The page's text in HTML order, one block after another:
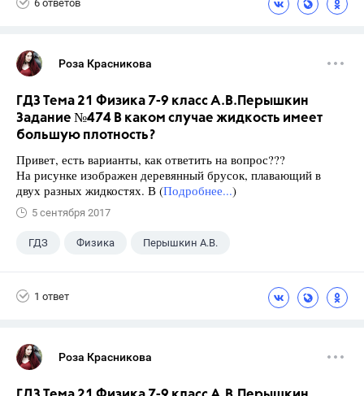
6 ответов
Роза Красникова
ГДЗ Тема 21 Физика 7-9 класс А.В.Перышкин
Задание №474 В каком случае жидкость имеет
большую плотность?
Привет, есть варианты, как ответить на вопрос???
На рисунке изображен деревянный брусок, плавающий в
двух разных жидкостях. В (Подробнее...)
5 сентября 2017
ГДЗ Физика Перышкин А.В.
1 ответ
Роза Красникова